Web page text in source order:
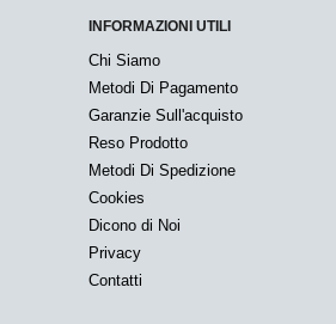
INFORMAZIONI UTILI
Chi Siamo
Metodi Di Pagamento
Garanzie Sull'acquisto
Reso Prodotto
Metodi Di Spedizione
Cookies
Dicono di Noi
Privacy
Contatti